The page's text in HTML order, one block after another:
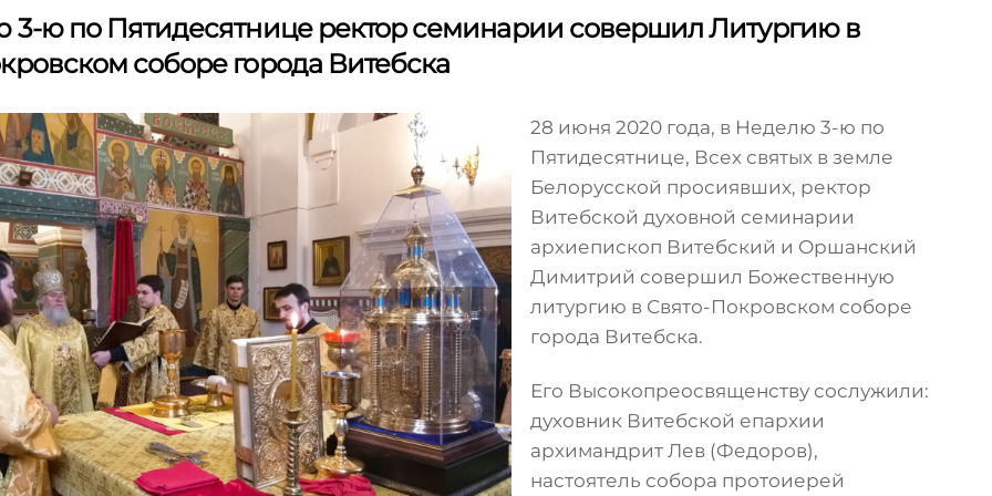
3-ю по Пятидесятнице ректор семинарии совершил Литургию в
соборе города Витебска
28 июня 2020 года, в Неделю 3-ю по
Пятидесятнице, Всех святых в земле
Белорусской просиявших, ректор
Витебской духовной семинарии
архиепископ Витебский и Оршанский
Димитрий совершил Божественную
литургию в Свято-Покровском соборе
города Витебска.
Его Высокопреосвященству сослужили:
духовник Витебской епархии
архимандрит Лев (Федоров),
настоятель собора протоиерей